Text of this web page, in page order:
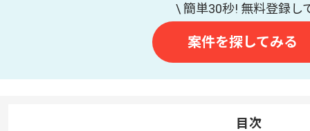
案件を探してみる
目次